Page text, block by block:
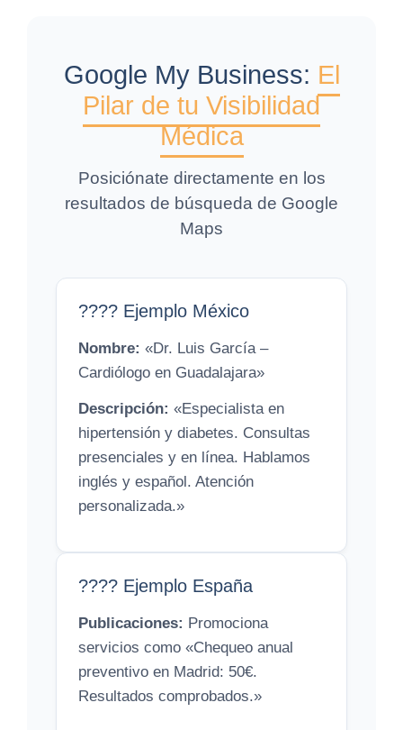
Google My Business: El
Pilar de tu Visibilidad
Médica
Posiciónate directamente en los
resultados de búsqueda de Google
Maps
???? Ejemplo México
Nombre: «Dr. Luis García –
Cardiólogo en Guadalajara»
Descripción: «Especialista en
hipertensión y diabetes. Consultas
presenciales y en línea. Hablamos
inglés y español. Atención
personalizada.»
???? Ejemplo España
Publicaciones: Promociona
servicios como «Chequeo anual
preventivo en Madrid: 50€.
Resultados comprobados.»